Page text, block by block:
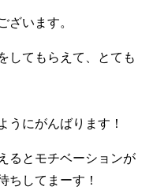
ざいます。
してもらえて、とても
うにがんばります！
るとモチベーションが
ちしてまーす！